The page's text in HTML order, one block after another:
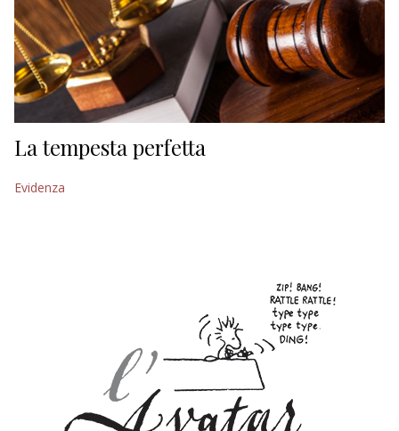
RICERCA
ECONOMIA
TURISMO
CULTURA
NAUTICA
La tempesta perfetta
Evidenza